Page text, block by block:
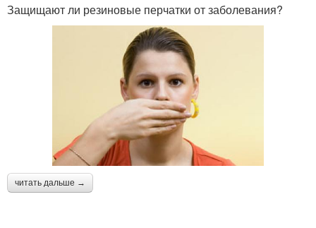
Защищают ли резиновые перчатки от заболевания?
читать дальше →